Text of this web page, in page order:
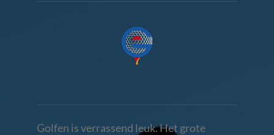
Golfen is verrassend leuk. Het grote